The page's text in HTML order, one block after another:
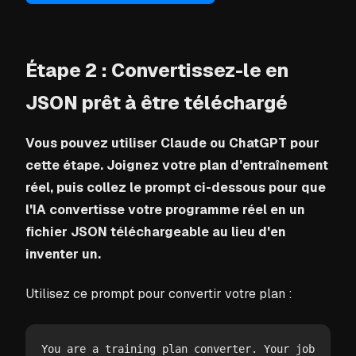
Étape 2 : Convertissez-le en
JSON prêt à être téléchargé
Vous pouvez utiliser Claude ou ChatGPT pour
cette étape. Joignez votre plan d'entraînement
réel, puis collez le prompt ci-dessous pour que
l'IA convertisse votre programme réel en un
fichier JSON téléchargeable au lieu d'en
inventer un.
Utilisez ce prompt pour convertir votre plan :
You are a training plan converter. Your job